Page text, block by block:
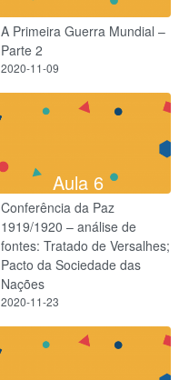
A Primeira Guerra Mundial –
Parte 2
2020-11-09
Aula 6
Conferência da Paz
1919/1920 – análise de
fontes: Tratado de Versalhes;
Pacto da Sociedade das
Nações
2020-11-23